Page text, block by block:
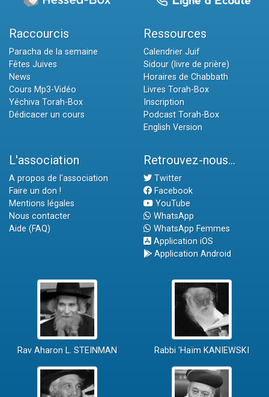
Raccourcis
Paracha de la semaine
Fêtes Juives
News
Cours Mp3-Vidéo
Yéchiva Torah-Box
Dédicacer un cours
Ressources
Calendrier Juif
Sidour (livre de prière)
Horaires de Chabbath
Livres Torah-Box
Inscription
Podcast Torah-Box
English Version
L'association
A propos de l'association
Faire un don !
Mentions légales
Nous contacter
Aide (FAQ)
Retrouvez-nous...
Twitter
Facebook
YouTube
WhatsApp
WhatsApp Femmes
Application iOS
Application Android
Rav Aharon L. STEINMAN Rabbi 'Haïm KANIEWSKI